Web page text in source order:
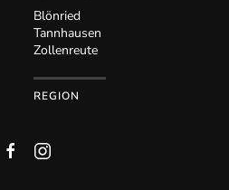
Blönried
Tannhausen
Zollenreute
REGION